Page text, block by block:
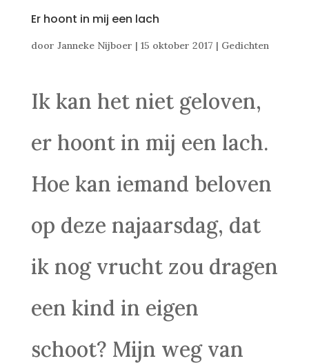
Er hoont in mij een lach
door Janneke Nijboer | 15 oktober 2017 | Gedichten
Ik kan het niet geloven,
er hoont in mij een lach.
Hoe kan iemand beloven
op deze najaarsdag, dat
ik nog vrucht zou dragen
een kind in eigen
schoot? Mijn weg van